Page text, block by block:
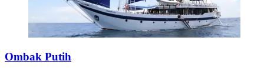
Ombak Putih